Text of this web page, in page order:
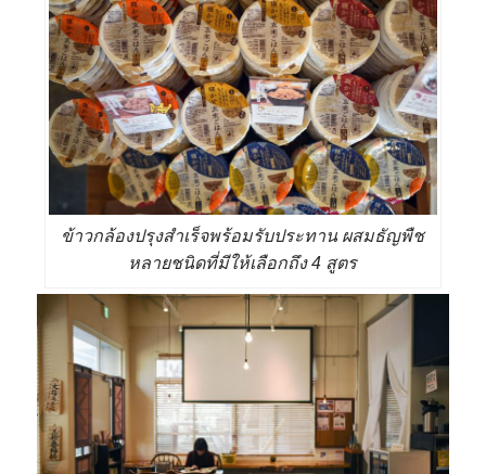
ข้าวกล้องปรุงสำเร็จพร้อมรับประทาน ผสมธัญพืช
หลายชนิดที่มีให้เลือกถึง 4 สูตร